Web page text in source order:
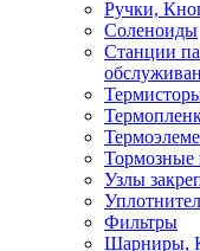
Ручки,
Соленоиды
Станции
Тормозные
Узлы
Фильтры
Шарниры,